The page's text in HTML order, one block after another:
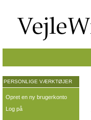
PERSONLIGE VÆRKTØJER
Opret en ny brugerkonto
Log på